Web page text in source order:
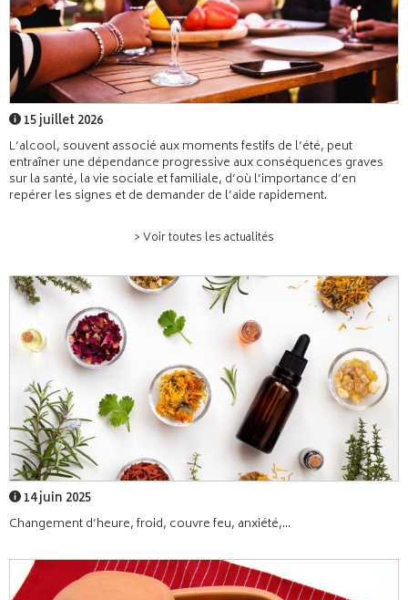
15 juillet 2026
L’alcool, souvent associé aux moments festifs de l’été, peut
entraîner une dépendance progressive aux conséquences graves
sur la santé, la vie sociale et familiale, d’où l’importance d’en
repérer les signes et de demander de l’aide rapidement.
> Voir toutes les actualités
14 juin 2025
Changement d’heure, froid, couvre feu, anxiété,...